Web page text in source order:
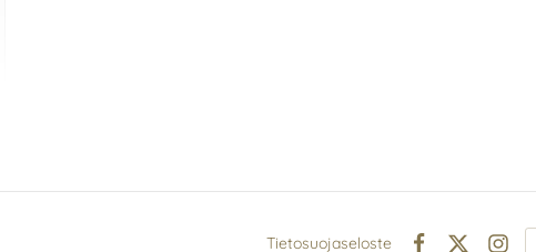
Tietosuojaseloste